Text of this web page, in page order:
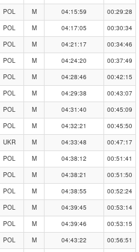
POL M 04:15:59
00:29:28
POL M 04:17:05
00:30:34
POL M 04:21:17
00:34:46
POL M 04:24:20
00:37:49
POL M 04:28:46
00:42:15
POL M 04:29:38
00:43:07
POL M 04:31:40
00:45:09
POL M 04:32:21
00:45:50
UKR M 04:33:48
00:47:17
POL M 04:38:12
00:51:41
POL M 04:38:21
00:51:50
POL M 04:38:55
00:52:24
POL M 04:39:45
00:53:14
POL M 04:39:46
00:53:15
POL M 04:43:22
00:56:51